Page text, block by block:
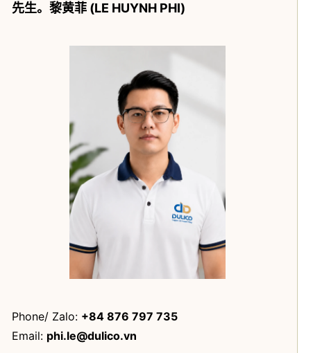
先生。黎黄菲(LE HUYNH PHI)
Phone/ Zalo: ‭ +84 876 797 735
Email: phi.le@dulico.vn